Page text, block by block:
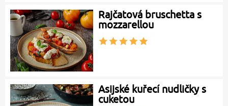
Rajčatová bruschetta s
mozzarellou
Asijské kuřecí nudličky s
cuketou